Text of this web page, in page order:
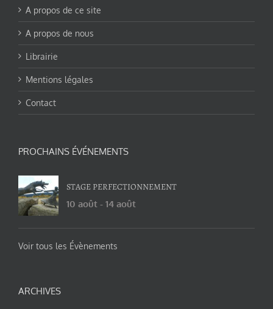
A propos de ce site
A propos de nous
Librairie
Mentions légales
Contact
PROCHAINS ÉVÉNEMENTS
STAGE PERFECTIONNEMENT
10 août - 14 août
Voir tous les Évènements
ARCHIVES